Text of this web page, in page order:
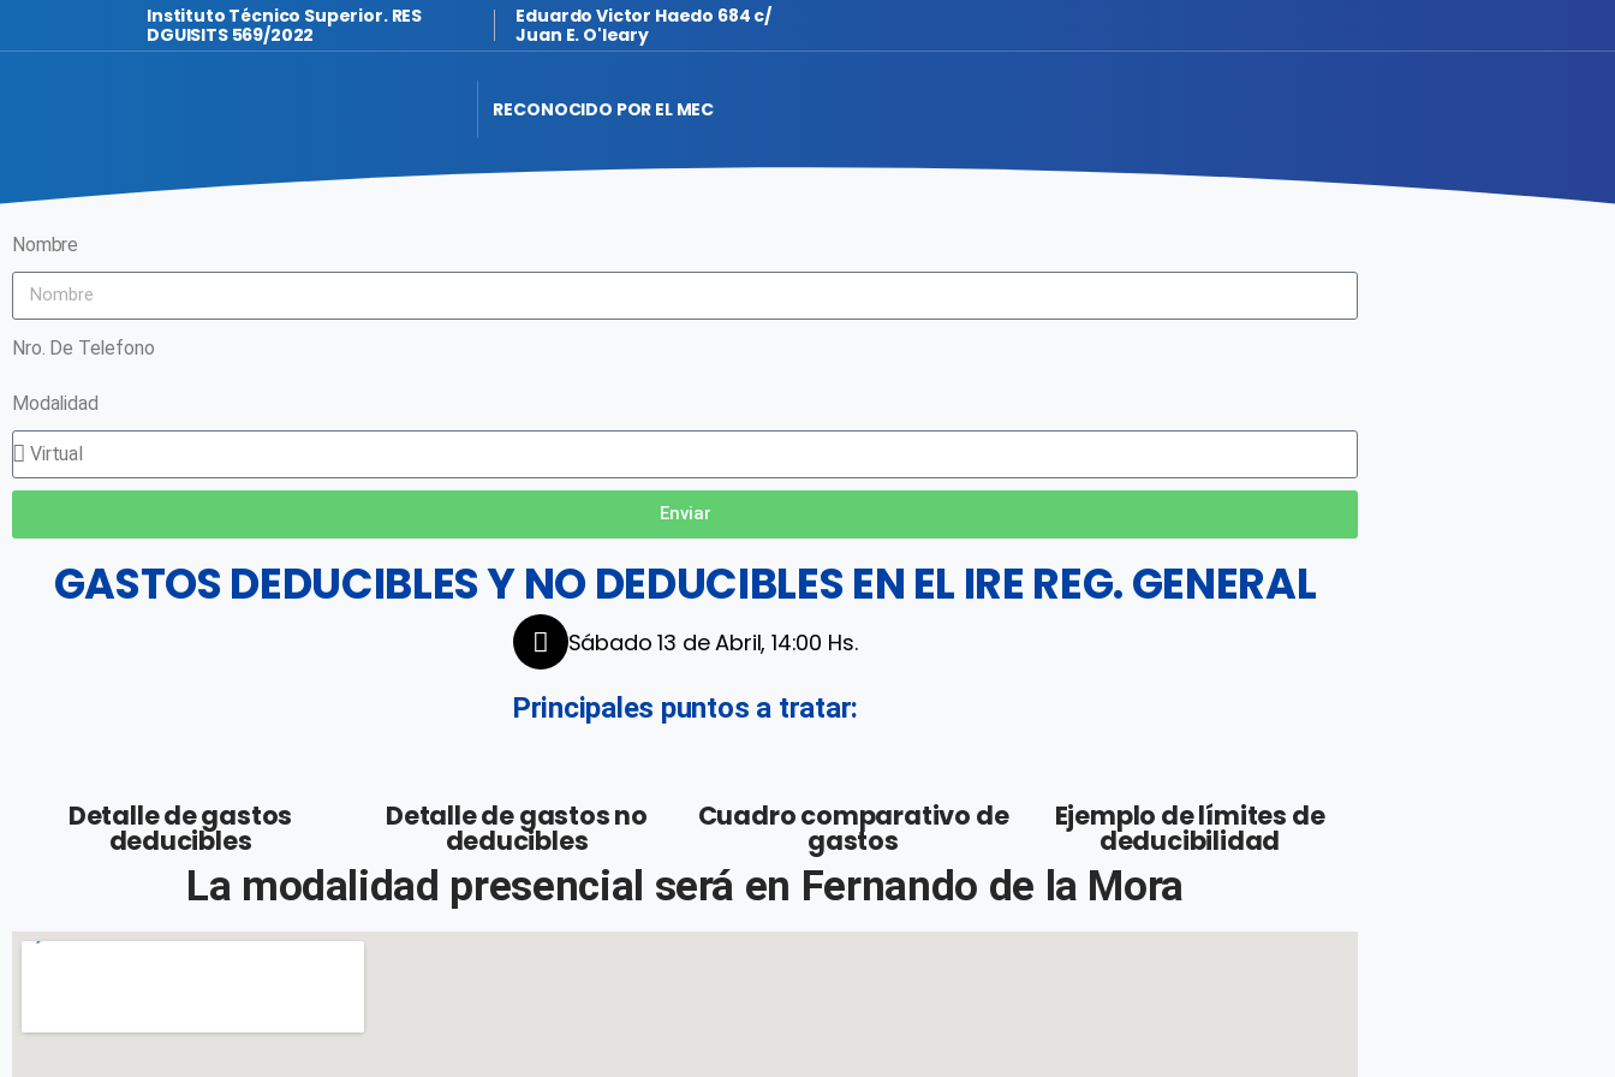
Instituto Técnico Superior. RES
DGUISITS 569/2022
Eduardo Victor Haedo 684 c/
Juan E. O'leary
RECONOCIDO POR EL MEC
Nombre
Nro. De Telefono
Modalidad
Enviar
GASTOS DEDUCIBLES Y NO DEDUCIBLES EN EL IRE REG. GENERAL
Sábado 13 de Abril, 14:00 Hs.
Principales puntos a tratar:
Detalle de gastos
deducibles
Detalle de gastos no
deducibles
Cuadro comparativo de
gastos
Ejemplo de límites de
deducibilidad
La modalidad presencial será en Fernando de la Mora